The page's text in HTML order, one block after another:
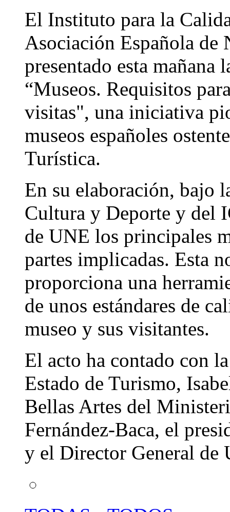
El Instituto para la
Asociación Española
presentado esta
“Museos. Requisitos
visitas", una iniciativa
museos españoles
Turística.
En su elaboración, bajo
Cultura y Deporte y del
de UNE los principales
partes implicadas. Esta
proporciona una
de unos estándares de
museo y sus visitantes.
El acto ha contado con
Estado de Turismo,
Bellas Artes del
Fernández-Baca, el
y el Director General de